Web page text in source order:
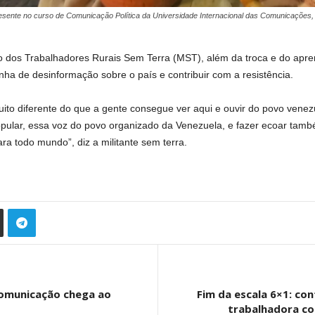
no curso de Comunicação Política da Universidade Internacional das
Trabalhadores Rurais Sem Terra (MST), além da troca e do
de desinformação sobre o país e contribuir com a resistência.
diferente do que a gente consegue ver aqui e ouvir do povo
essa voz do povo organizado da Venezuela, e fazer ecoar
todo mundo”, diz a militante sem terra.
chega ao
Fim da escala 6×1:
trabalhadora